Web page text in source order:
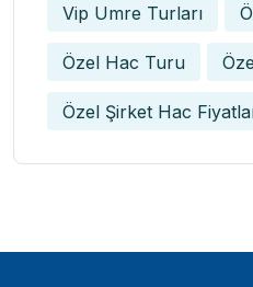
Vip Umre Turları
Özel Hac Turu
Özel Şirket Hac